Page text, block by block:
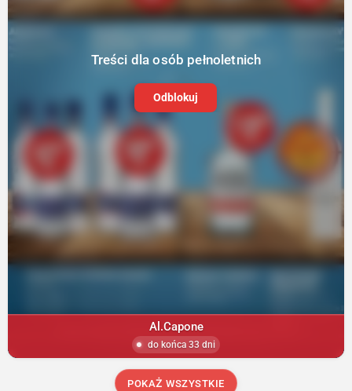
Treści dla osób pełnoletnich
Odblokuj
Al.Capone
do końca 33 dni
POKAŻ WSZYSTKIE